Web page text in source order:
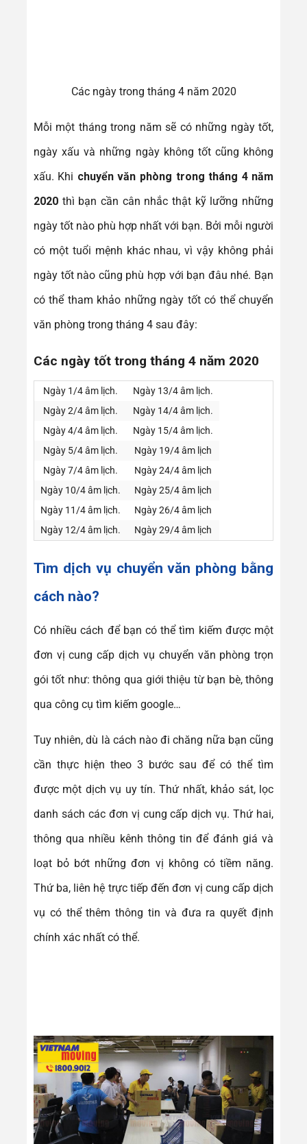
Các ngày trong tháng 4 năm 2020
Mỗi một tháng trong năm sẽ có những ngày tốt,
ngày xấu và những ngày không tốt cũng không
xấu. Khi chuyển văn phòng trong tháng 4 năm
2020thì bạn cần cân nhắc thật kỹ lưỡng những
ngày tốt nào phù hợp nhất với bạn. Bởi mỗi người
có một tuổi mệnh khác nhau, vì vậy không phải
ngày tốt nào cũng phù hợp với bạn đâu nhé. Bạn
có thể tham khảo những ngày tốt có thể chuyển
văn phòng trong tháng 4 sau đây:
Các ngày tốt trong tháng 4 năm 2020
Ngày 1/4 âm lịch.
Ngày 13/4 âm lịch.
Ngày 2/4 âm lịch.
Ngày 14/4 âm lịch.
Ngày 4/4 âm lịch.
Ngày 15/4 âm lịch.
Ngày 5/4 âm lịch.
Ngày 19/4 âm lịch
Ngày 7/4 âm lịch.
Ngày 24/4 âm lịch
Ngày 10/4 âm lịch.
Ngày 25/4 âm lịch
Ngày 11/4 âm lịch.
Ngày 26/4 âm lịch
Ngày 12/4 âm lịch.
Ngày 29/4 âm lịch
Tìm dịch vụ chuyển văn phòng bằng
cách nào?
Có nhiều cách để bạn có thể tìm kiếm được một
đơn vị cung cấp dịch vụ chuyển văn phòng trọn
gói tốt như: thông qua giới thiệu từ bạn bè, thông
qua công cụ tìm kiếm google…
Tuy nhiên, dù là cách nào đi chăng nữa bạn cũng
cần thực hiện theo 3 bước sau để có thể tìm
được một dịch vụ uy tín. Thứ nhất, khảo sát, lọc
danh sách các đơn vị cung cấp dịch vụ. Thứ hai,
thông qua nhiều kênh thông tin để đánh giá và
loạt bỏ bớt những đơn vị không có tiềm năng.
Thứ ba, liên hệ trực tiếp đến đơn vị cung cấp dịch
vụ có thể thêm thông tin và đưa ra quyết định
chính xác nhất có thể.